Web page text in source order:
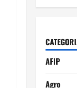
AFIP
Agro